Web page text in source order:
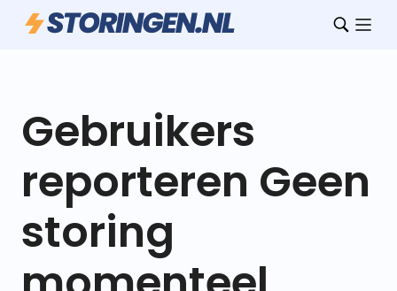
Gebruikers
reporteren Geen
storing